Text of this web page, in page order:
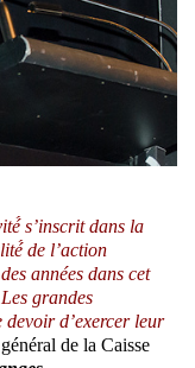
s’inscrit dans la
de l’action
années dans cet
grandes
d’exercer leur
de la Caisse